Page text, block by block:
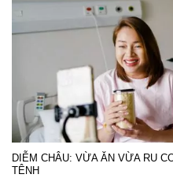
DIỄM CHÂU: VỪA ĂN VỪA RU
TÊNH